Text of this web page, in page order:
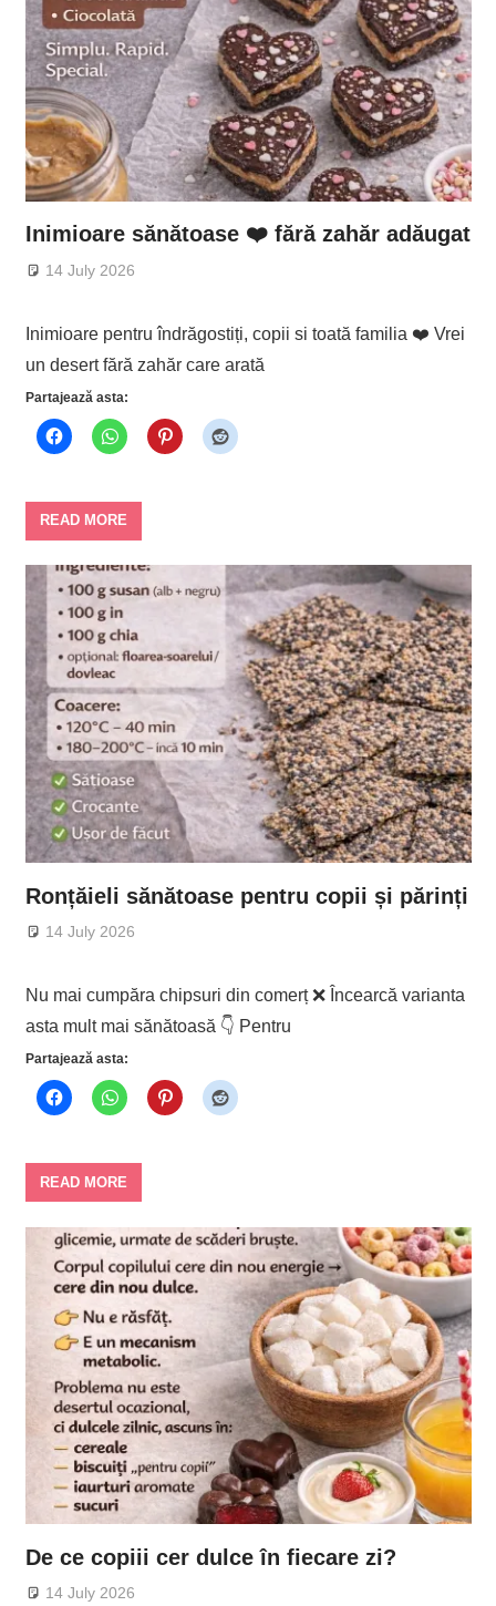
Inimioare sănătoase ❤️ fără zahăr adăugat
14 July 2026
Inimioare pentru îndrăgostiți, copii si toată familia ❤️ Vrei
un desert fără zahăr care arată
Partajează asta:
READ MORE
Ronțăieli sănătoase pentru copii și părinți
14 July 2026
Nu mai cumpăra chipsuri din comerț ❌ Încearcă varianta
asta mult mai sănătoasă 👇 Pentru
Partajează asta:
READ MORE
De ce copiii cer dulce în fiecare zi?
14 July 2026